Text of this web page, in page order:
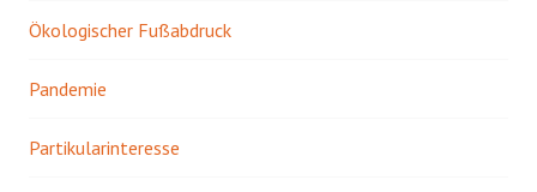
Ökologischer Fußabdruck
Pandemie
Partikularinteresse